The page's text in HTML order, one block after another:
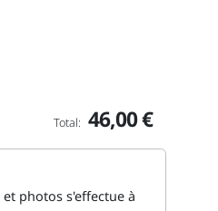
Total: 46,00 €
photos s'effectue à